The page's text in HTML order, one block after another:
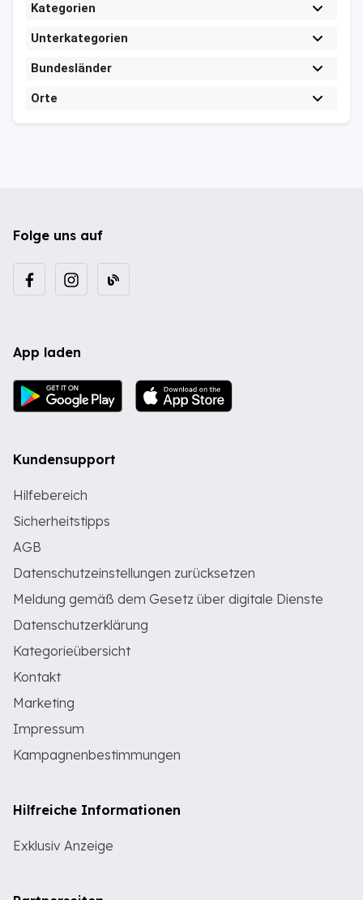
Kategorien
Unterkategorien
Bundesländer
Orte
Folge uns auf
App laden
Kundensupport
Hilfebereich
Sicherheitstipps
AGB
Datenschutzeinstellungen zurücksetzen
Meldung gemäß dem Gesetz über digitale Dienste
Datenschutzerklärung
Kategorieübersicht
Kontakt
Marketing
Impressum
Kampagnenbestimmungen
Hilfreiche Informationen
Exklusiv Anzeige